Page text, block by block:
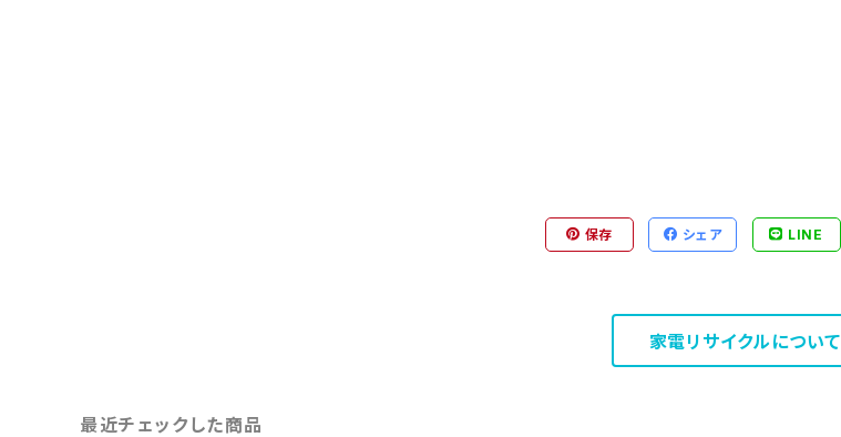
保存 シェア LINE
家電リサイクルについて
最近チェックした商品